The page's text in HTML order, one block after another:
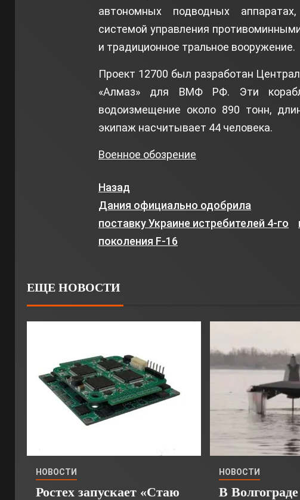
автономных подводных
системой управления
и традиционное тральное вооружение.
Проект 12700 был разработан
«Алмаз» для ВМФ РФ. Эти
водоизмещение около 890 тонн,
экипаж насчитывает 44 человека.
Военное обозрение
Назад
Дания официально одобрила
поставку Украине истребителей 4-го
поколения F-16
ЕЩЕ НОВОСТИ
НОВОСТИ
Ростех запускает «Стаю
НОВОСТИ
В Волгограде